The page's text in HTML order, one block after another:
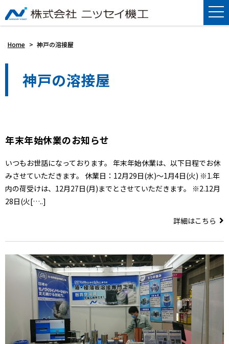
Home > 神戸の溶接屋
神戸の溶接屋
年末年始休業のお知らせ
いつもお世話になっております。 年末年始休業は、以下日程でお休
みさせていただきます。 休業日：12月29日(水)～1月4日(火) ※1.年
内の荷受けは、12月27日(月)までとさせていただきます。 ※2.12月
28日(火[…..]
詳細はこちら